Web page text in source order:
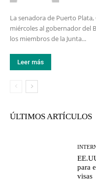
La senadora de Puerto
miércoles al gobernador del
los miembros de la Junta...
Leer más
ÚLTIMOS ARTÍCULOS
para
visas